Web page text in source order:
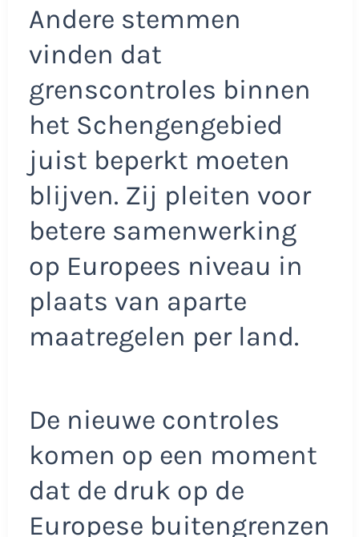
Andere stemmen
vinden dat
grenscontroles binnen
het Schengengebied
juist beperkt moeten
blijven. Zij pleiten voor
betere samenwerking
op Europees niveau in
plaats van aparte
maatregelen per land.
De nieuwe controles
komen op een moment
dat de druk op de
Europese buitengrenzen